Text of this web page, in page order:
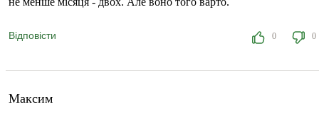
Відповісти 0 0
Максим